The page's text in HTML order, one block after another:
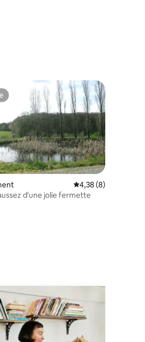
base de 53 commentaires : 4,92 sur 5
Évaluation moyenne
4,38 (8)
d'une jolie fermette